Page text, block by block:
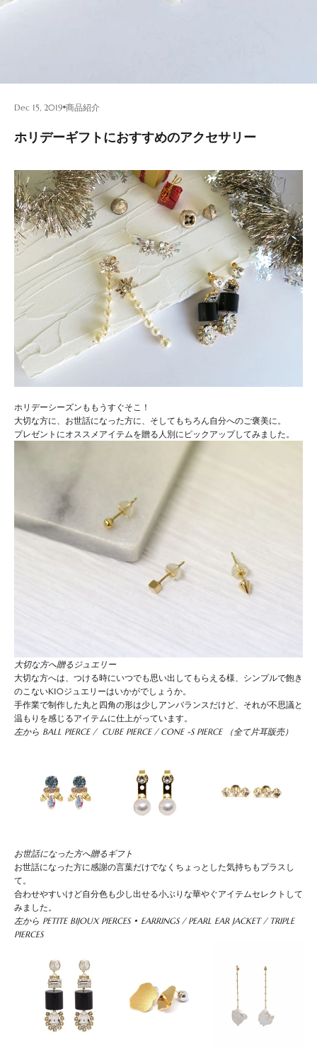
Dec 15, 2019 商品紹介
ホリデーギフトにおすすめのアクセサリー
ホリデーシーズンももうすぐそこ！
大切な方に、お世話になった方に、そしてもちろん自分へのご褒美に。
プレゼントにオススメアイテムを贈る人別にピックアップしてみました。
大切な方へ贈るジュエリー
大切な方へは、つける時にいつでも思い出してもらえる様、シンプルで飽き
のこないK10ジュエリーはいかがでしょうか。
手作業で制作した丸と四角の形は少しアンバランスだけど、それが不思議と
温もりを感じるアイテムに仕上がっています。
左から BALL PIERCE/ CUBE PIERCE/ CONE -S PIERCE（全て片耳販売）
お世話になった方へ贈るギフト
お世話になった方に感謝の言葉だけでなくちょっとした気持ちもプラスし
て。
合わせやすいけど自分色も少し出せる小ぶりな華やぐアイテムセレクトして
みました。
左から PETITE BIJOUX PIERCES• EARRINGS/ PEARL EAR JACKET/ TRIPLE
PIERCES